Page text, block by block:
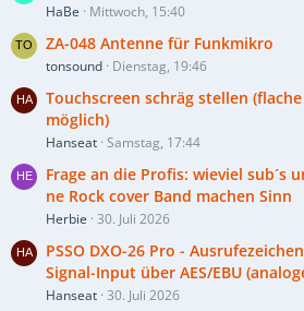
HaBe Mittwoch, 15:40
ZA-048 Antenne für Funkmikro
tonsound Dienstag, 19:46
Touchscreen schräg stellen
möglich)
Hanseat Samstag, 17:44
Frage an die Profis: wieviel sub´s
ne Rock cover Band machen Sinn
Herbie 30. Juli 2026
PSSO DXO-26 Pro -
Signal-Input über AES/EBU
Hanseat 30. Juli 2026